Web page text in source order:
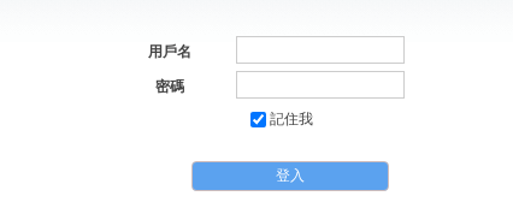
用戶名
密碼
記住我